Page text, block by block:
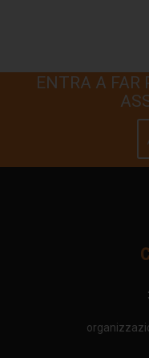
ENTRA A FAR